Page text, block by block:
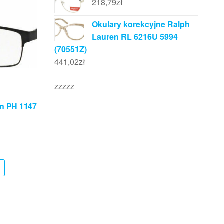
PH 1147
Okulary korekcyjne Ralph
Lauren RL 6216U 5994
(70551Z)
441,02zł
zzzzz